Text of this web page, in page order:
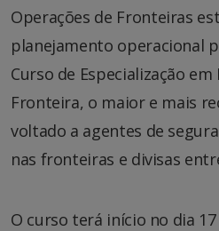
Operações de Fronteiras
planejamento operacional
Curso de Especialização
Fronteira, o maior e mais
voltado a agentes de
nas fronteiras e divisas
O curso terá início no dia